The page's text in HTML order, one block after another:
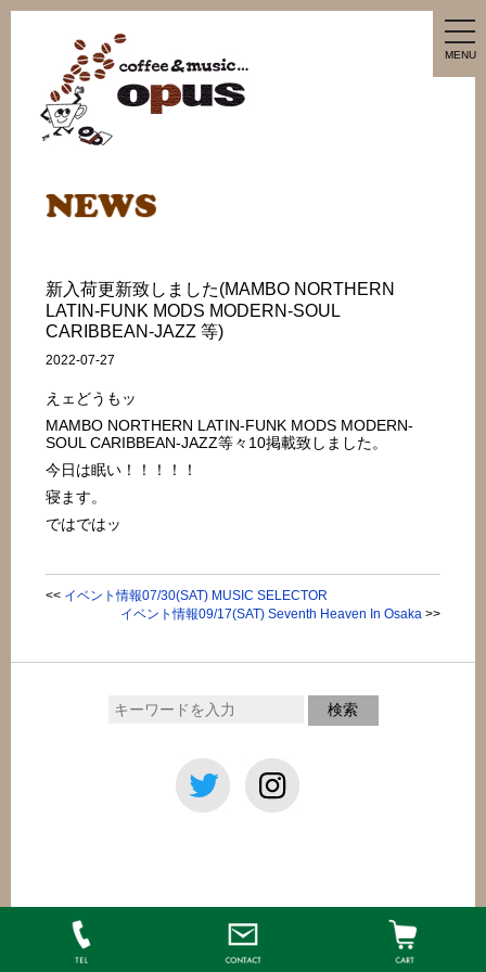
MENU
新入荷更新致しました(MAMBO NORTHERN
LATIN-FUNK MODS MODERN-SOUL
CARIBBEAN-JAZZ 等)
2022-07-27
えェどうもッ
MAMBO NORTHERN LATIN-FUNK MODS MODERN-
SOUL CARIBBEAN-JAZZ等々10掲載致しました。
今日は眠い！！！！！
寝ます。
ではではッ
<< イベント情報07/30(SAT) MUSIC SELECTOR
イベント情報09/17(SAT) Seventh Heaven In Osaka>>